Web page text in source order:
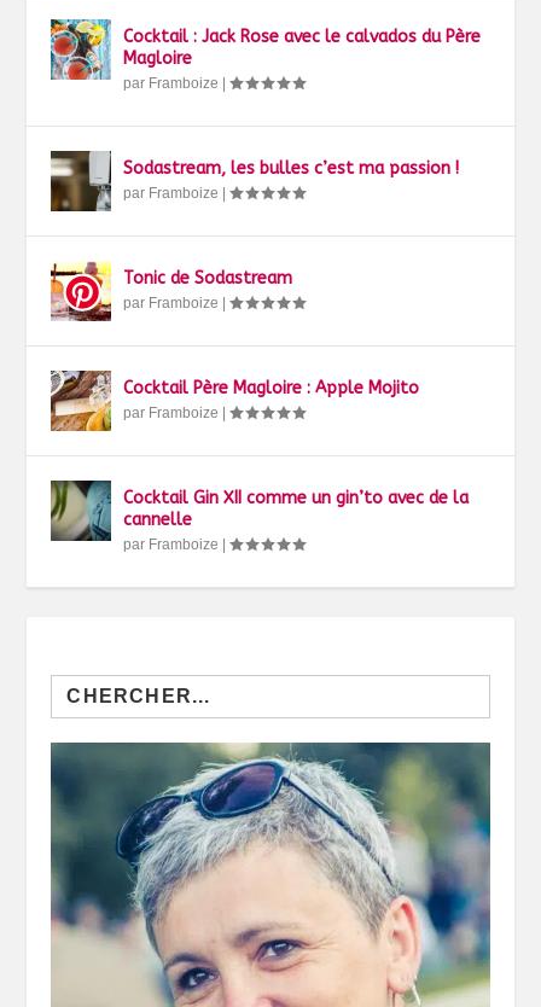
Cocktail : Jack Rose avec le calvados du Père
Magloire
par Framboize |
Sodastream, les bulles c’est ma passion !
par Framboize |
Tonic de Sodastream
par Framboize |
Cocktail Père Magloire : Apple Mojito
par Framboize |
Cocktail Gin XII comme un gin’to avec de la
cannelle
par Framboize |
Search
for: